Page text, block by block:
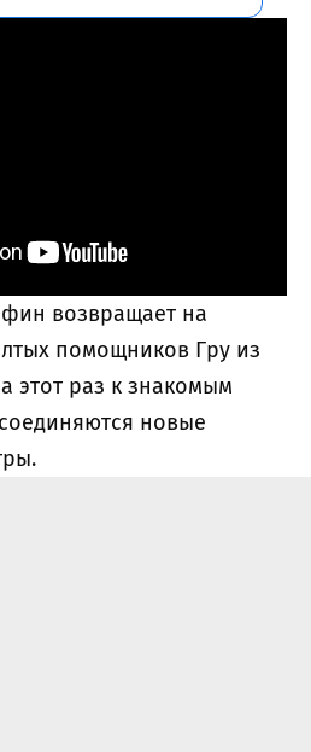
возвращает на
помощников Гру из
этот раз к знакомым
новые